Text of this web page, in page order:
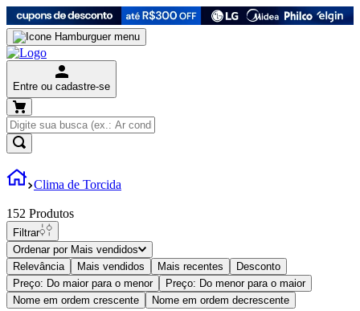
Entre ou cadastre-se
Clima de Torcida
152 Produtos
Filtrar
Ordenar por Mais vendidos
Relevância
Mais vendidos Mais recentes
Desconto
Preço: Do maior para o menor
Preço: Do menor para o maior
Nome em ordem crescente
Nome em ordem decrescente